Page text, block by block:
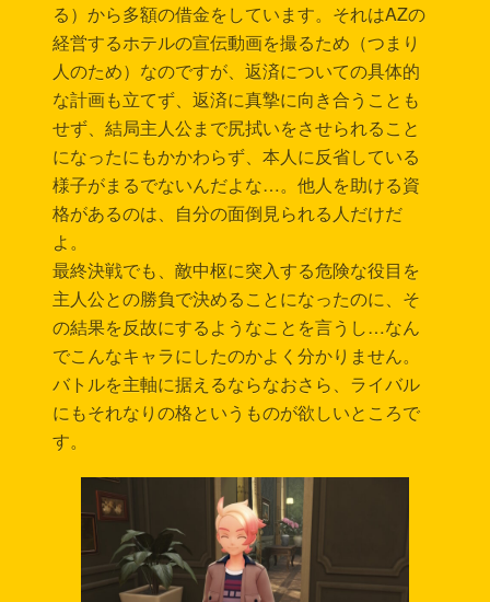
る）から多額の借金をしています。それはAZの
経営するホテルの宣伝動画を撮るため（つまり
人のため）なのですが、返済についての具体的
な計画も立てず、返済に真摯に向き合うことも
せず、結局主人公まで尻拭いをさせられること
になったにもかかわらず、本人に反省している
様子がまるでないんだよな…。他人を助ける資
格があるのは、自分の面倒見られる人だけだ
よ。
最終決戦でも、敵中枢に突入する危険な役目を
主人公との勝負で決めることになったのに、そ
の結果を反故にするようなことを言うし…なん
でこんなキャラにしたのかよく分かりません。
バトルを主軸に据えるならなおさら、ライバル
にもそれなりの格というものが欲しいところで
す。